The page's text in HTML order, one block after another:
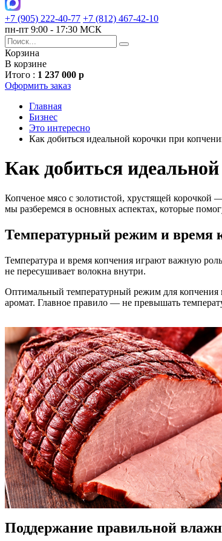
+7 (905) 222-40-77 +7 (812) 467-42-10
пн-пт 9:00 - 17:30 МСК
Корзина
В корзине
Итого : 1 237 000 р
Оформить заказ
Главная
Бизнес
Это интересно
Как добиться идеальной корочки при
Как добиться
Копченое мясо с золотистой, хрустящей корочкой
мы разберемся в основных аспектах, которые
Температурный режим и время
Температура и время копчения играют важную
не пересушивает волокна внутри.
Оптимальный температурный режим для копчения
аромат. Главное правило — не превышать
Поддержание правильной